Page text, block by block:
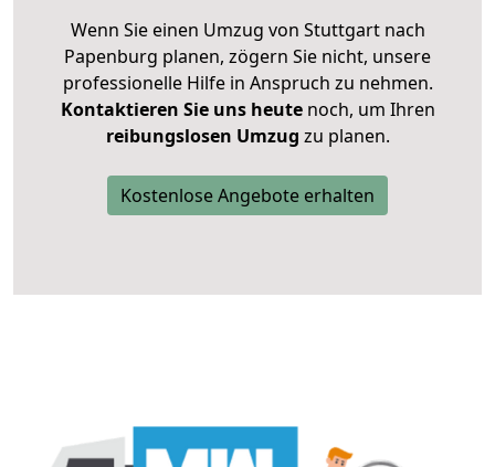
Wenn Sie einen Umzug von Stuttgart nach
Papenburg planen, zögern Sie nicht, unsere
professionelle Hilfe in Anspruch zu nehmen.
Kontaktieren Sie uns heutenoch, um Ihren
reibungslosen Umzug zu planen.
Kostenlose Angebote erhalten